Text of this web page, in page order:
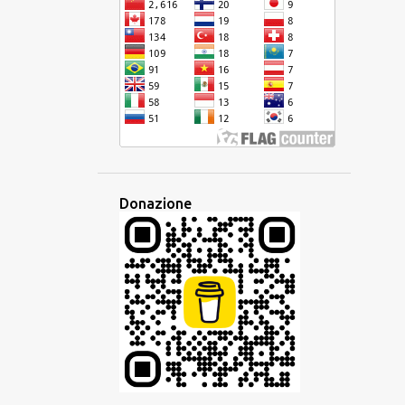
DISPARITÀ EBRAICO ECONOMIA
EDITORE EDUCAZIONE
EQUIVOCO EREDITÀ ESAME
ESPERANTO ESPERIENZA
ETNICA EUROPA
EVOLUZIONE
FAMIGLIA LINGUISTICA FANTASIA
FESTA FILIPPINE FRANCESE
FRASARIO FRASE GESTO
GIAVANESE GIUDAICO GLOBALE
GLOBALIZZAZIONE GLOSSIKA
GOVERNO GRAMMATICA HAKKA
Donazione